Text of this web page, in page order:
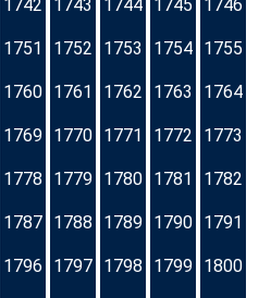
1742 1743 1744 1745 1746
1751 1752 1753 1754 1755
1760 1761 1762 1763 1764
1769 1770 1771 1772 1773
1778 1779 1780 1781 1782
1787 1788 1789 1790 1791
1796 1797 1798 1799 1800